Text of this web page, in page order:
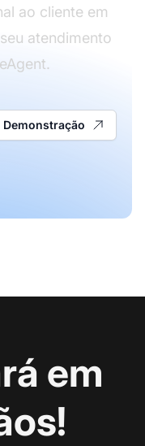
ao cliente em
atendimento
Demonstração
em